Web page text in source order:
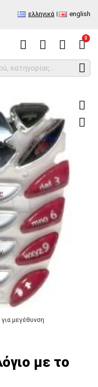
ελληνικά english
0
με το 8310 (END)
μεγέθυνση
με το